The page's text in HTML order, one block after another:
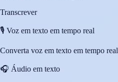
Transcrever
🎙️ Voz em texto em tempo real
Converta voz em texto em tempo real
🎧 Áudio em texto